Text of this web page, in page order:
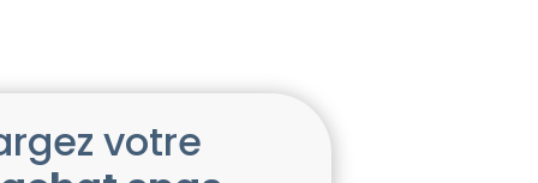
votre